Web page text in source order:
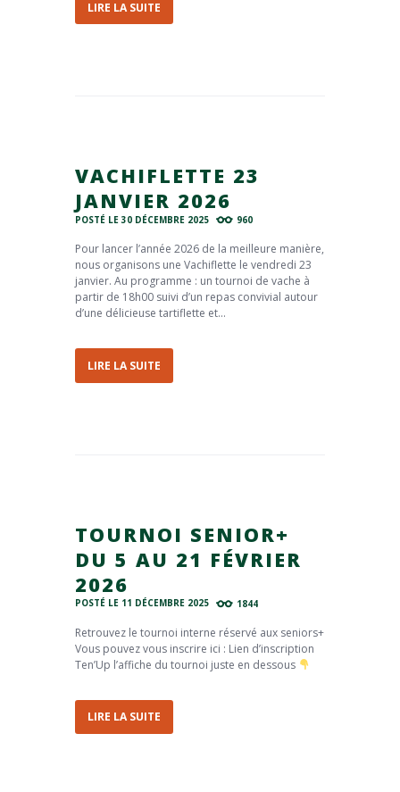
LIRE LA SUITE
VACHIFLETTE 23
JANVIER 2026
POSTÉ LE30 DÉCEMBRE 2025 960
Pour lancer l’année 2026 de la meilleure manière,
nous organisons une Vachiflette le vendredi 23
janvier. Au programme : un tournoi de vache à
partir de 18h00 suivi d’un repas convivial autour
d’une délicieuse tartiflette et...
LIRE LA SUITE
TOURNOI SENIOR+
DU 5 AU 21 FÉVRIER
2026
POSTÉ LE 11 DÉCEMBRE 2025 1844
Retrouvez le tournoi interne réservé aux seniors+
Vous pouvez vous inscrire ici : Lien d’inscription
Ten’Up l’affiche du tournoi juste en dessous
LIRE LA SUITE